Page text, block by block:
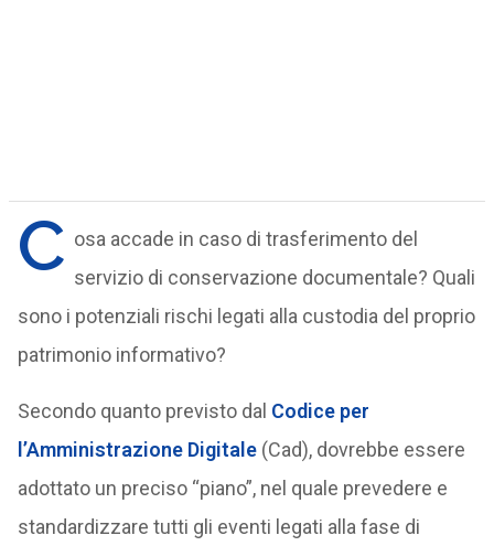
C osa accade in caso di trasferimento del
servizio di conservazione documentale? Quali
sono i potenziali rischi legati alla custodia del proprio
patrimonio informativo?
Secondo quanto previsto dal Codice per
l’Amministrazione Digitale(Cad), dovrebbe essere
adottato un preciso “piano”, nel quale prevedere e
standardizzare tutti gli eventi legati alla fase di